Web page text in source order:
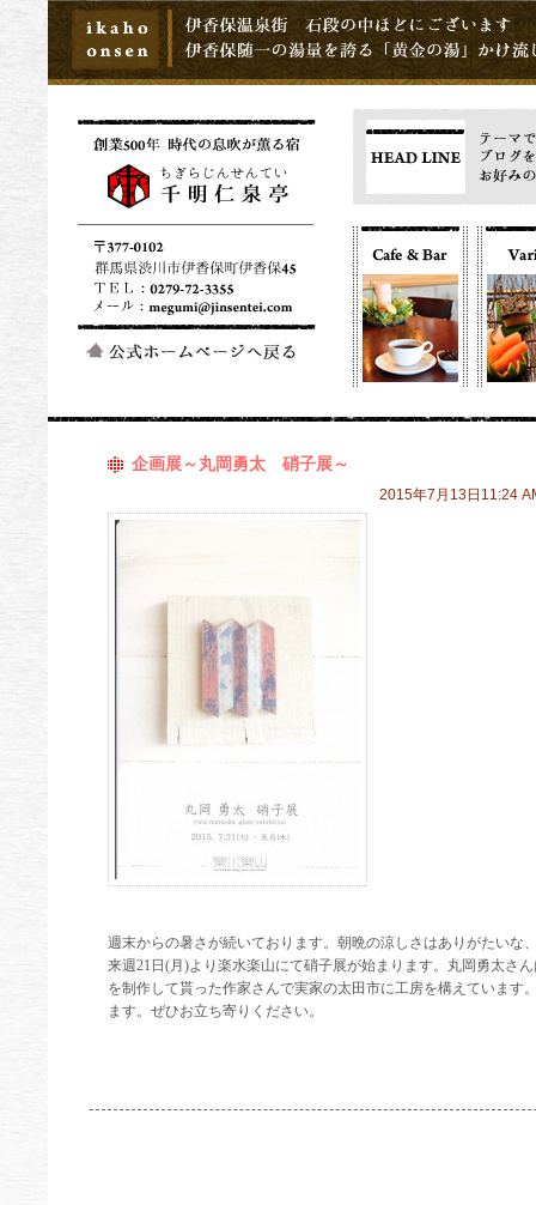
企画展～丸岡勇太 硝子展～
2015年7月13日11:24
週末からの暑さが続いております。朝晩の涼しさはありがたいな
来週21日(月)より楽水楽山にて硝子展が始まります。丸岡勇太さ
を制作して貰った作家さんで実家の太田市に工房を構えています
ます。ぜひお立ち寄りください。